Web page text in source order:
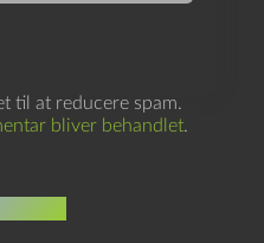
til at reducere spam.
bliver behandlet.